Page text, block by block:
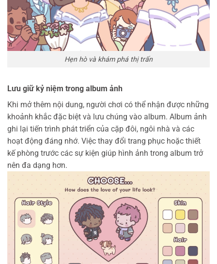
Hẹn hò và khám phá thị trấn
Lưu giữ kỷ niệm trong album ảnh
Khi mở thêm nội dung, người chơi có thể nhận được những
khoảnh khắc đặc biệt và lưu chúng vào album. Album ảnh
ghi lại tiến trình phát triển của cặp đôi, ngôi nhà và các
hoạt động đáng nhớ. Việc thay đổi trang phục hoặc thiết
kế phòng trước các sự kiện giúp hình ảnh trong album trở
nên đa dạng hơn.